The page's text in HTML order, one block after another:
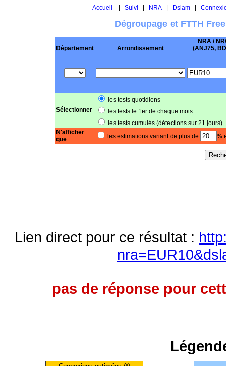
Accueil Suivi NRA| Dslam|
Dégroupage et FTTH
Département Arrondissement
NRA /
(ANJ75,
Sélectionner
les tests quotidiens
les tests le 1er de chaque mois
les tests cumulés (détections sur 21 jours)
N'afficher
que
les estimations variant de plus de %
Lien direct pour ce résultat :
pas de réponse pour